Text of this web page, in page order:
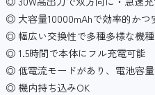
◎ 大容量10000mAhで効率的かつ
◎ 幅広い交換性で多種多様な機
◎ 1.5時間で本体にフル充電可能
◎ 低電流モードがあり、電池容
◎ 機内持ち込みOK